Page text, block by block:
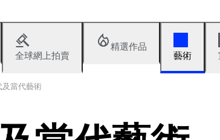
全球網上拍賣
精選作品
藝術
及當代藝術